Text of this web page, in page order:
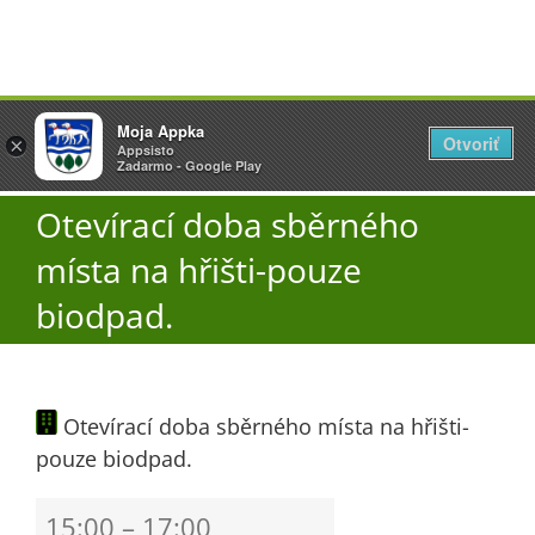
Přeskočit
na
obsah
Úřad
Otevírací doba sběrného
místa na hřišti-pouze
biodpad.
Otevírací doba sběrného místa na hřišti-
pouze biodpad.
15:00 – 17:00
×
Vyžlovka
AppSisto
- In Google Play
Otevřít
×
Moja Appka
Appsisto
Zadarmo - Google Play
Otvoriť